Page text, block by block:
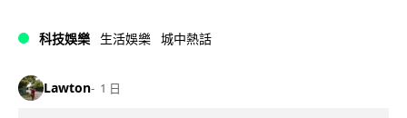
科技娛樂 生活娛樂 城中熱話
Lawton 1 日